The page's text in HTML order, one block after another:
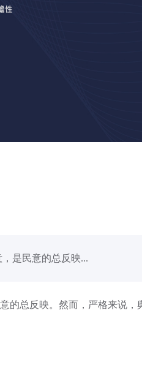
是民意的总反映...
总反映。然而，严格来说，